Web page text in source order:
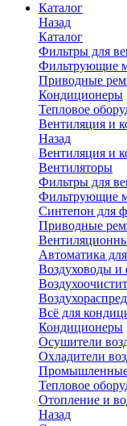
Каталог
Назад
Каталог
Фильтры для
Фильтрующие
Приводные
Кондиционеры
Тепловое
Вентиляция и
Назад
Вентиляция и
Вентиляторы
Фильтры для
Фильтрующие
Синтепон для
Приводные
Автоматика
Воздуховоды и
Всё для
Кондиционеры
Осушители
Охладители
Тепловое
Отопление и
Назад